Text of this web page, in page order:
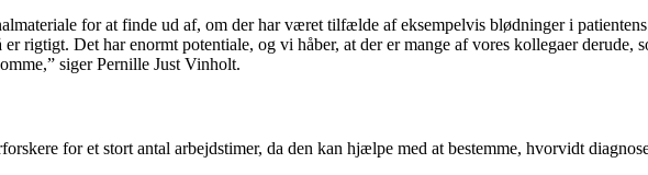
for at finde ud af, om der har været tilfælde af eksempelvis blødninger i
rigtigt. Det har enormt potentiale, og vi håber, at der er mange af vores kollegaer
siger Pernille Just Vinholt.
for et stort antal arbejdstimer, da den kan hjælpe med at bestemme, hvorvidt